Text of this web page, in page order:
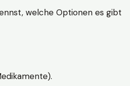
welche Optionen es gibt